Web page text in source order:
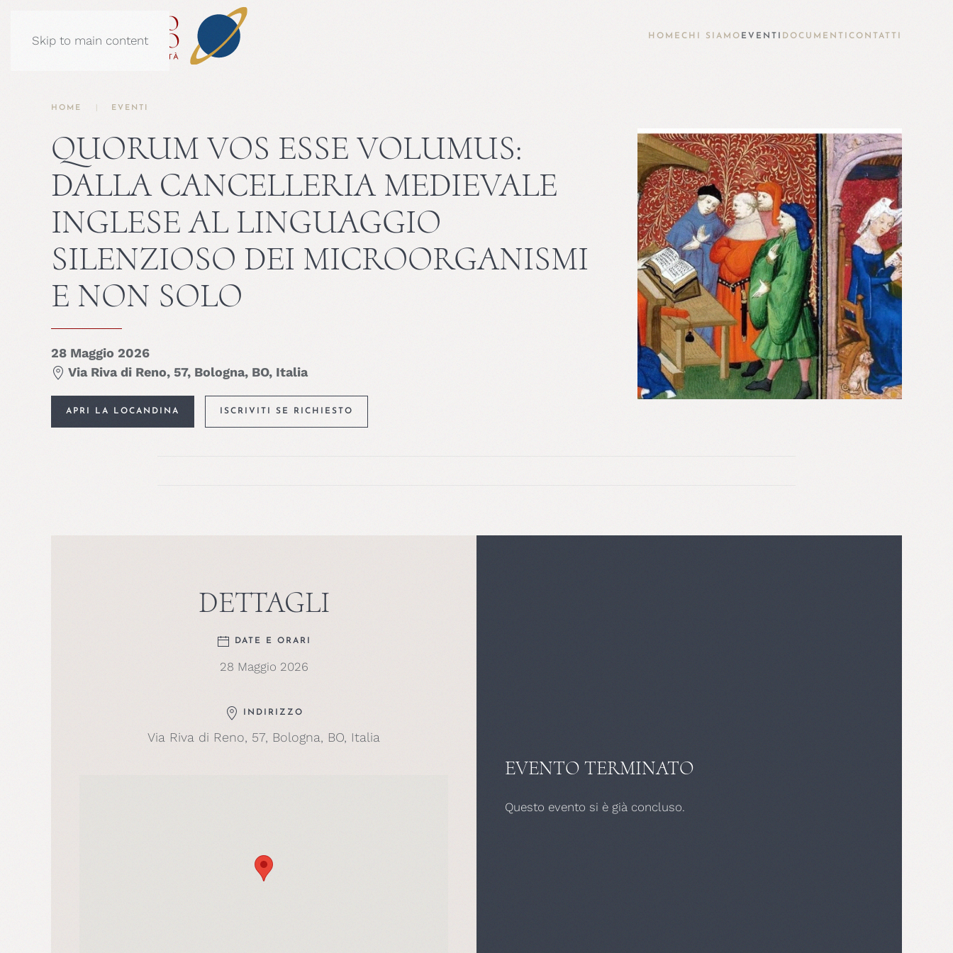
Skip to main content HOME CHI SIAMO EVENTI DOCUMENTI CONTATTI
HOME EVENTI
QUORUM VOS ESSE VOLUMUS:
DALLA CANCELLERIA MEDIEVALE
INGLESE AL LINGUAGGIO
SILENZIOSO DEI MICROORGANISMI
E NON SOLO
28 Maggio 2026
Via Riva di Reno, 57, Bologna, BO, Italia
APRI LA LOCANDINA ISCRIVITI SE RICHIESTO
DETTAGLI
DATE E ORARI
28 Maggio 2026
INDIRIZZO
Via Riva di Reno, 57, Bologna, BO, Italia
EVENTO TERMINATO
Questo evento si è già concluso.